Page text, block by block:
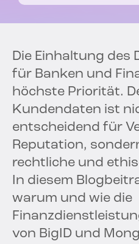
Die Einhaltung des
für Banken und
höchste Priorität.
Kundendaten ist
entscheidend für
Reputation,
rechtliche und
In diesem
warum und wie die
von BigID und